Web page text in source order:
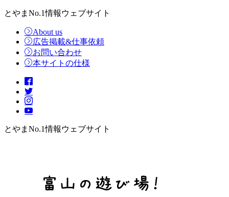
とやまNo.1情報ウェブサイト
About us
広告掲載&仕事依頼
お問い合わせ
本サイトの仕様
とやまNo.1情報ウェブサイト